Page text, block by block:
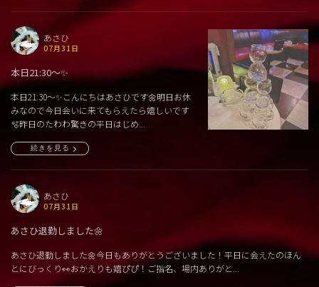
あさひ
07月31日
本日21:30〜✨
本日21:30〜✨こんにちはあさひです🌼明日お休
みなので今日会いに来てもらえたら嬉しいです
🫧昨日のたわわ驚きの平日はじめ...
続きを見る
あさひ
07月31日
あさひ退勤しました🌼
あさひ退勤しました🌼今日もありがとうございました！平日に会えたのほん
とにびっくり👀おかえりも嬉ぴぴ！ご指名、場内ありがと...